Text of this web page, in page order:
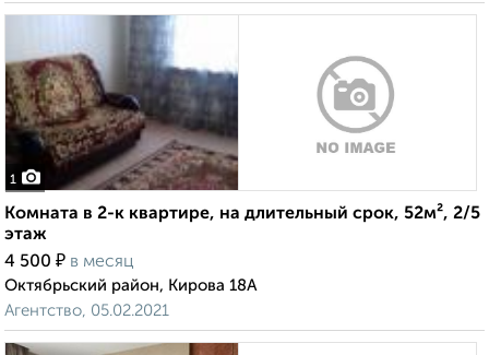
1
Комната в 2-к квартире, на длительный срок, 52м², 2/5
этаж
4 500 ₽ в месяц
Октябрьский район, Кирова 18А
Агентство, 05.02.2021